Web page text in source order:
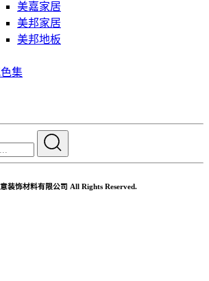
美嘉家居
美邦家居
美邦地板
集
装饰材料有限公司 All Rights Reserved.